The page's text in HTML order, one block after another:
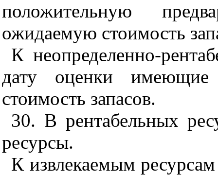
положительную
ожидаемую стоимость
К неопределенно-
дату оценки имеющие
стоимость запасов.
30. В рентабельных
ресурсы.
К извлекаемым ресурсам